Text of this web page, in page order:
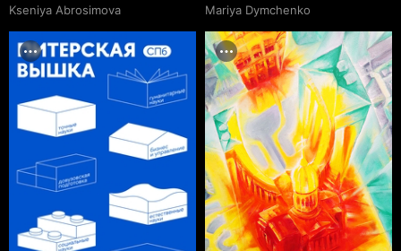
Kseniya Abrosimova Mariya Dymchenko